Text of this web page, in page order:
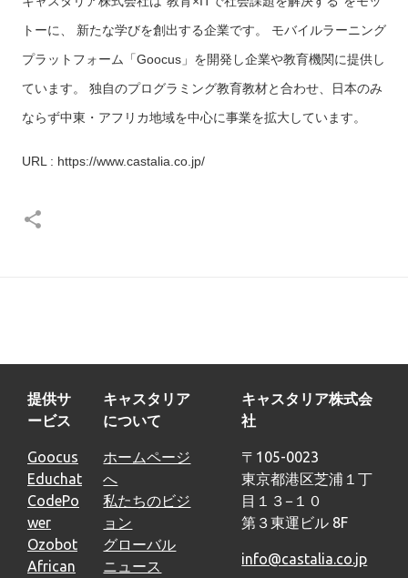
トーに、 新たな学びを創出する企業です。 モバイルラーニング
プラットフォーム「Goocus」を開発し企業や教育機関に提供し
ています。 独自のプログラミング教育教材と合わせ、日本のみ
ならず中東・アフリカ地域を中心に事業を拡大しています。
URL : https://www.castalia.co.jp/
提供サ
ービス
Goocus
Educhat
CodePo
wer
Ozobot
African
キャスタリア
について
ホームページ
へ
私たちのビジ
ョン
グローバル
ニュース
キャスタリア株式会
社
〒105-0023
東京都港区芝浦１丁
目１３−１０
第３東運ビル 8F
info@castalia.co.jp